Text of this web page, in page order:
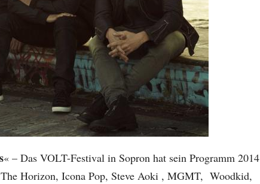
« – Das VOLT-Festival in Sopron hat sein Programm 2014
Horizon, Icona Pop, Steve Aoki , MGMT, Woodkid,